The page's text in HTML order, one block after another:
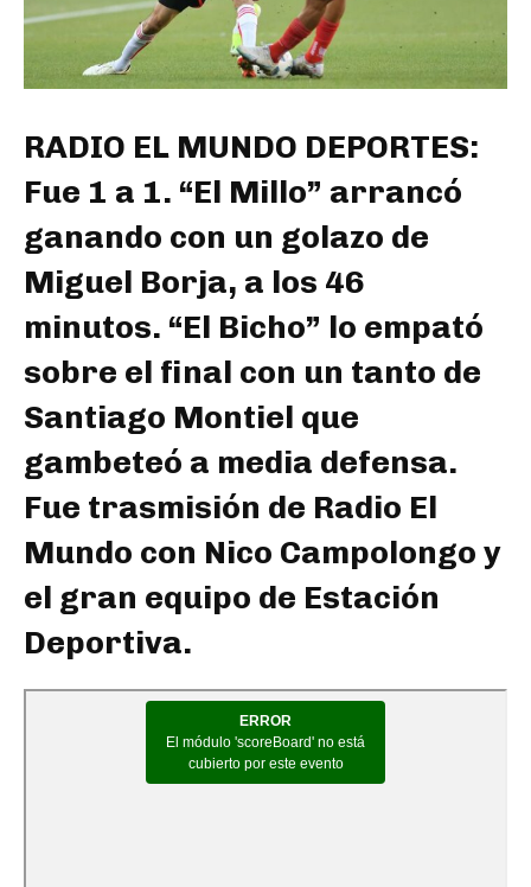
RADIO EL MUNDO DEPORTES:
Fue 1 a 1. “El Millo” arrancó
ganando con un golazo de
Miguel Borja, a los 46
minutos. “El Bicho” lo empató
sobre el final con un tanto de
Santiago Montiel que
gambeteó a media defensa.
Fue trasmisión de Radio El
Mundo con Nico Campolongo y
el gran equipo de Estación
Deportiva.